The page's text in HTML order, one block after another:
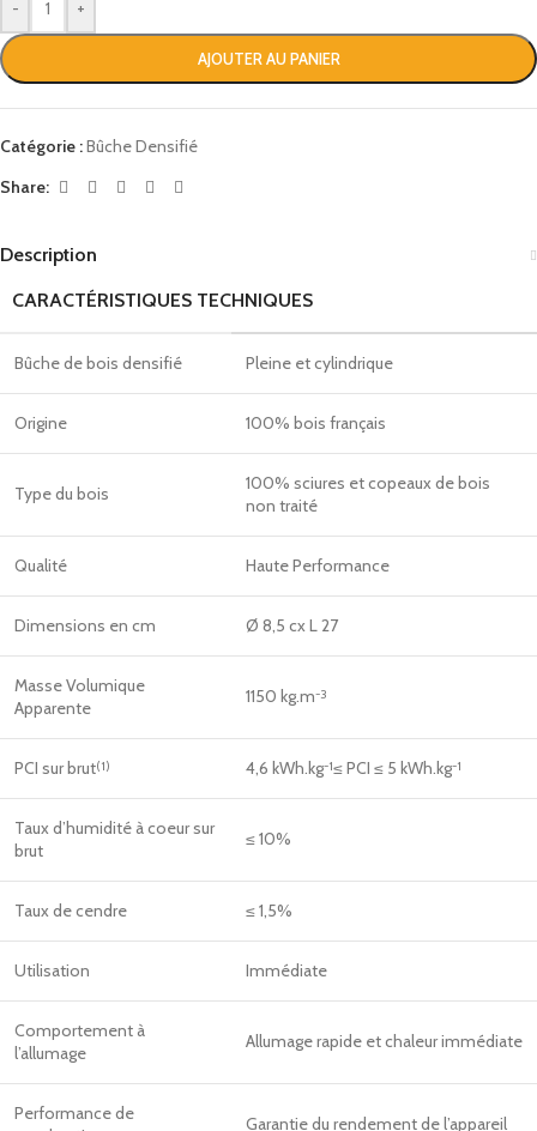
- +
AJOUTER AU PANIER
Catégorie :Bûche Densifié
Share:
Description
CARACTÉRISTIQUES TECHNIQUES
Bûche de bois densifié Pleine et cylindrique
Origine 100% bois français
Type du bois
100% sciures et copeaux de bois
non traité
Qualité Haute Performance
Dimensions en cm Ø 8,5 cx L 27
Masse Volumique
Apparente
1150 kg.m-3
PCI sur brut(1) 4,6 kWh.kg-1≤ PCI ≤ 5 kWh.kg-1
Taux d’humidité à coeur sur
brut
≤ 10%
Taux de cendre ≤ 1,5%
Utilisation Immédiate
Comportement à
l’allumage
Allumage rapide et chaleur immédiate
Performance de
Garantie du rendement de l’appareil